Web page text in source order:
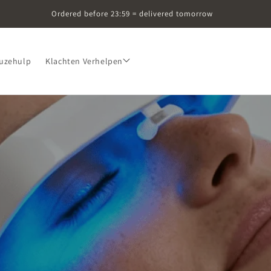
Ordered before 23:59 = delivered tomorrow
Klachten Verhelpen